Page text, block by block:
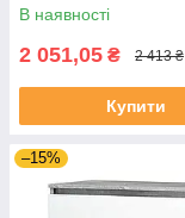
В наявності
2 051,05 ₴ 2 413 ₴
Купити
–15%